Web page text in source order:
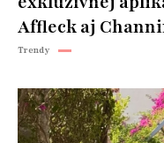
Affleck aj
Trendy